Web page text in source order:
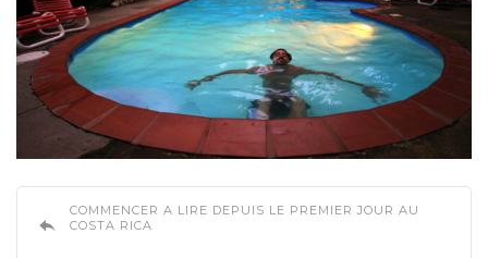
COMMENCER A LIRE DEPUIS LE PREMIER JOUR AU
COSTA RICA